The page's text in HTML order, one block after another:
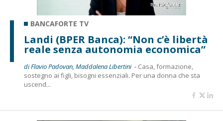
BANCAFORTE TV
Landi (BPER Banca): “Non c’è libertà
reale senza autonomia economica”
di Flavio Padovan, Maddalena Libertini - Casa, formazione,
sostegno ai figli, bisogni essenziali. Per una donna che sta
uscend...